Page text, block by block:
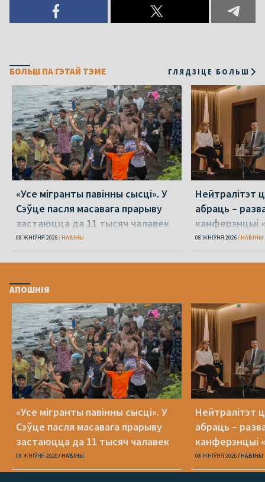
БОЛЬШ ПА ГЭТАЙ ТЭМЕ ГЛЯДЗІЦЕ БОЛЬШ
«Усе мігранты павінны сысці». У
Сэўце пасля масавага прарыву
застаюцца да 11 тысяч чалавек
08 ЖНІЎНЯ 2026 НАВІНЫ
Нейтралітэт
абраць –
канферэнцыі
08 ЖНІЎНЯ 2026 НАВІНЫ
АПОШНІЯ
«Усе мігранты павінны сысці». У
Сэўце пасля масавага прарыву
застаюцца да 11 тысяч чалавек
08 ЖНІЎНЯ 2026 НАВІНЫ
Нейтралітэт
абраць –
канферэнцыі
08 ЖНІЎНЯ 2026 НАВІНЫ